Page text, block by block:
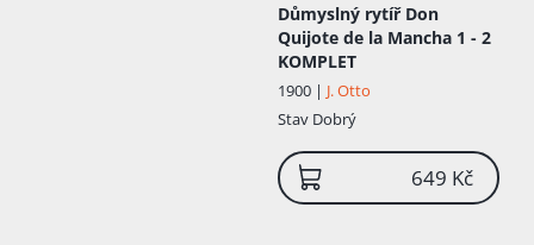
Důmyslný rytíř Don
Quijote de la Mancha 1 - 2
KOMPLET
1900 | J. Otto
Stav Dobrý
649 Kč